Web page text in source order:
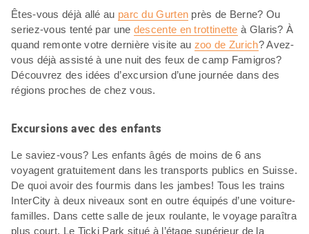
Êtes-vous déjà allé au parc du Gurten près de Berne? Ou
seriez-vous tenté par une descente en trottinette à Glaris? À
quand remonte votre dernière visite au zoo de Zurich? Avez-
vous déjà assisté à une nuit des feux de camp Famigros?
Découvrez des idées d’excursion d’une journée dans des
régions proches de chez vous.
Excursions avec des enfants
Le saviez-vous? Les enfants âgés de moins de 6 ans
voyagent gratuitement dans les transports publics en Suisse.
De quoi avoir des fourmis dans les jambes! Tous les trains
InterCity à deux niveaux sont en outre équipés d’une voiture-
familles. Dans cette salle de jeux roulante, le voyage paraîtra
plus court. Le Ticki Park situé à l’étage supérieur de la